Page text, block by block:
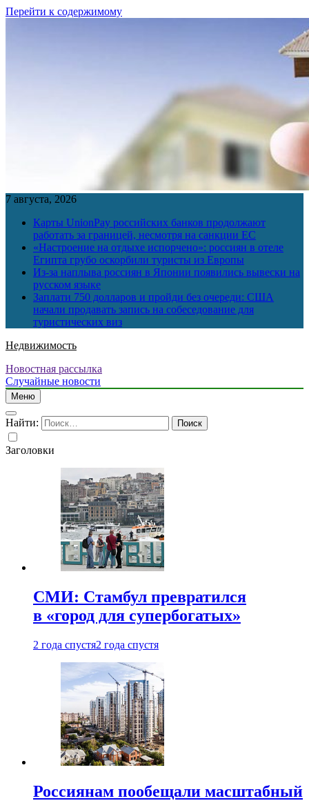
Перейти к содержимому
7 августа, 2026
Карты UnionPay российских банков продолжают
работать за границей, несмотря на санкции ЕС
«Настроение на отдыхе испорчено»: россиян в отеле
Египта грубо оскорбили туристы из Европы
Из-за наплыва россиян в Японии появились вывески на
русском языке
Заплати 750 долларов и пройди без очереди: США
начали продавать запись на собеседование для
туристических виз
Недвижимость
Новостная рассылка
Случайные новости
Меню
Найти:
Заголовки
СМИ: Стамбул превратился
в «город для супербогатых»
2 года спустя2 года спустя
Россиянам пообещали масштабный